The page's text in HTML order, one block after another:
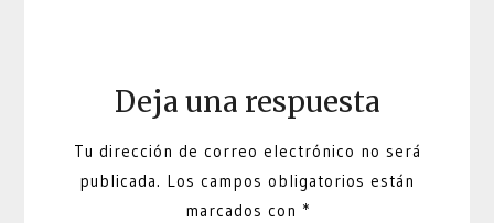
Deja una respuesta
Tu dirección de correo electrónico no será
publicada. Los campos obligatorios están
marcados con *